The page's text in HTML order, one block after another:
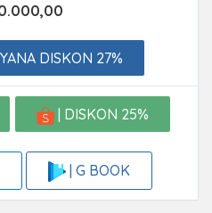
DISKON 27%
| DISKON 25%
| G BOOK